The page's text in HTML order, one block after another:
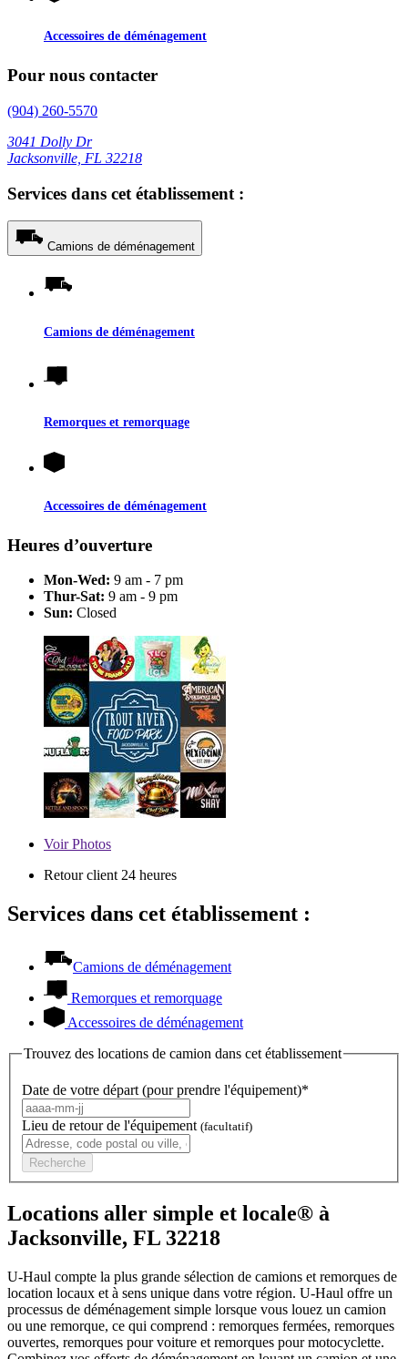
Accessoires de déménagement
Pour nous contacter
(904) 260-5570
3041 Dolly Dr
Jacksonville, FL 32218
Services dans cet établissement :
Camions de déménagement
Camions de déménagement
Remorques et remorquage
Accessoires de déménagement
Heures d’ouverture
Mon-Wed: 9 am - 7 pm
Thur-Sat: 9 am - 9 pm
Sun: Closed
VoirPhotos
Retour client 24 heures
Services dans cet établissement :
Camions de déménagement
Remorques et remorquage
Accessoires de déménagement
Trouvez des locations de camion dans cet établissement
Date de votre départ (pour prendre l'équipement)*
Lieu de retour de l'équipement (facultatif)
Recherche
Locations aller simple et locale® à
Jacksonville, FL 32218
U-Haul compte la plus grande sélection de camions et remorques de
location locaux et à sens unique dans votre région. U-Haul offre un
processus de déménagement simple lorsque vous louez un camion
ou une remorque, ce qui comprend : remorques fermées, remorques
ouvertes, remorques pour voiture et remorques pour motocyclette.